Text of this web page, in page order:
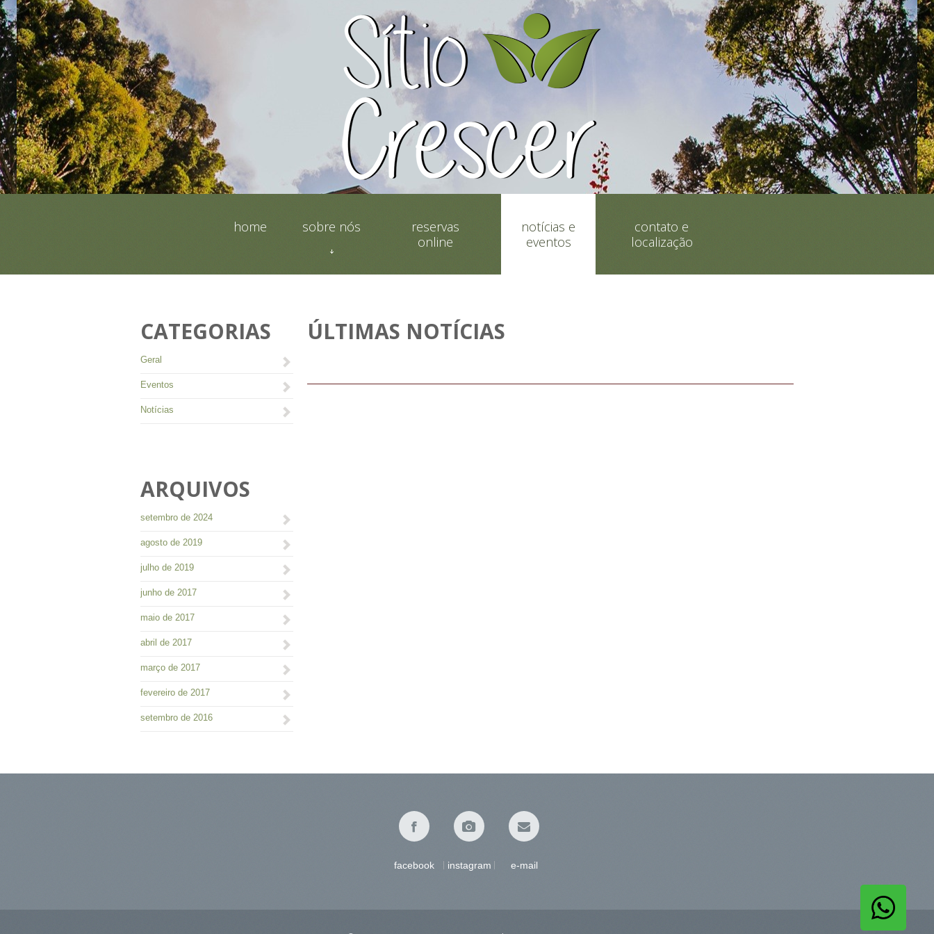
home sobre nós
reservas
online
notícias e
eventos
contato e
localização
CATEGORIAS
Geral
Eventos
Notícias
ARQUIVOS
setembro de 2024
agosto de 2019
julho de 2019
junho de 2017
maio de 2017
abril de 2017
março de 2017
fevereiro de 2017
setembro de 2016
ÚLTIMAS NOTÍCIAS
facebook instagram e-mail